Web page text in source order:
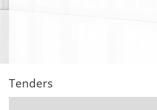
Tenders